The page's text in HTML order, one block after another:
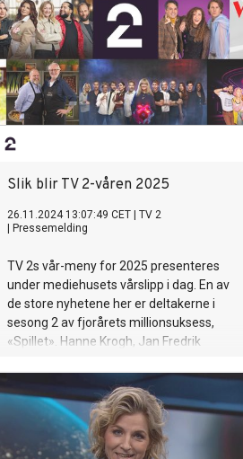
som blir årets store adventskalender-
satsing.
Slik blir TV 2-våren 2025
26.11.2024 13:07:49 CET
TV 2
Pressemelding
TV 2s vår-meny for 2025 presenteres
under mediehusets vårslipp i dag. En av
de store nyhetene her er deltakerne i
sesong 2 av fjorårets millionsuksess,
«Spillet». Hanne Krogh, Jan Fredrik
Karlstad er noen av dem vi møter. Mer om
den rikholdige TV 2-våren får du her!